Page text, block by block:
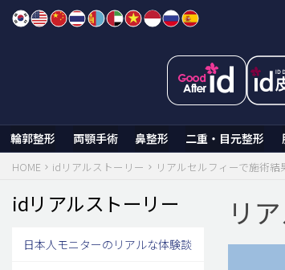
Skip
輪郭整形 両顎手術 鼻整形 二重・目元整形
HOME idリアルストーリー リアルセルフィーで施術結
リ
idリアルストーリー
日本人モニターのリアルな体験談